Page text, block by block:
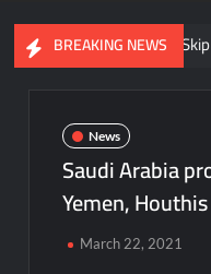
BREAKING NEWS
You Can Now Skip
News
Saudi Arabia
Yemen,
March 22, 2021